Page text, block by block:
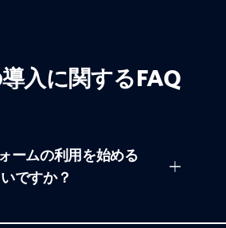
入に関するFAQ
ームの利用を始める
ですか？